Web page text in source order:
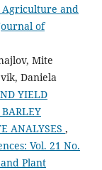
Agriculture and
of
Mite
Daniela
YIELD
ANALYSЕS ,
Vol. 21 No.
Plant